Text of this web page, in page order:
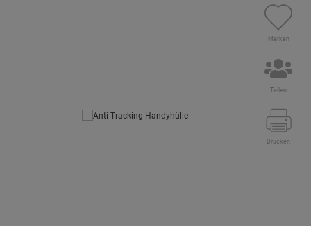
Merken
Teilen
Drucken